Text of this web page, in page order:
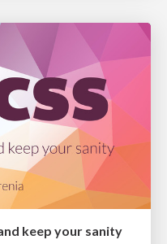
keep your sanity